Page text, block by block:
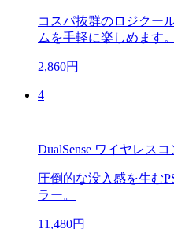
コスパ抜群のロジクー
ムを手軽に楽しめます。
2,860円
4
DualSense ワイヤレス
圧倒的な没入感を生む
ラー。
11,480円